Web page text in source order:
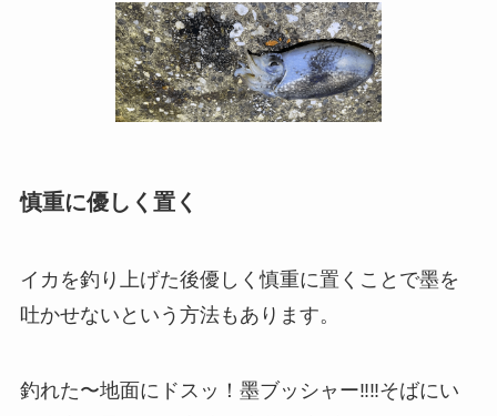
慎重に優しく置く
イカを釣り上げた後優しく慎重に置くことで墨を
吐かせないという方法もあります。
釣れた〜地面にドスッ！墨ブッシャー‼︎‼︎そばにい